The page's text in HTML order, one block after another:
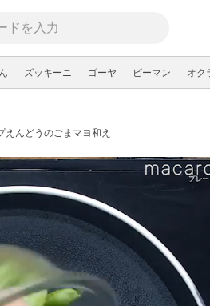
ズッキーニ ゴーヤ ピーマン オク
えんどうのごまマヨ和え